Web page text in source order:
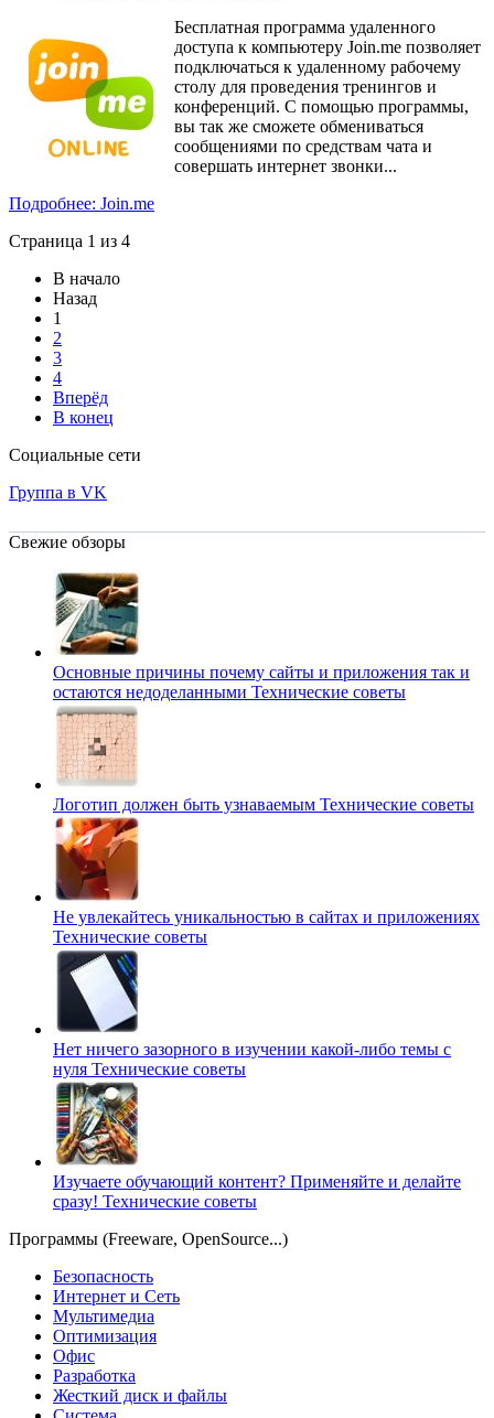
Бесплатная программа удаленного
доступа к компьютеру Join.me позволяет
подключаться к удаленному рабочему
столу для проведения тренингов и
конференций. С помощью программы,
вы так же сможете обмениваться
сообщениями по средствам чата и
совершать интернет звонки...
Подробнее: Join.me
Страница 1 из 4
В начало
Назад
1
2
3
4
Вперёд
В конец
Социальные сети
Группа в VK
Свежие обзоры
Основные причины почему сайты и приложения так и
остаются недоделанными Технические советы
Логотип должен быть узнаваемым Технические советы
Не увлекайтесь уникальностью в сайтах и приложениях
Технические советы
Нет ничего зазорного в изучении какой-либо темы с
нуля Технические советы
Изучаете обучающий контент? Применяйте и делайте
сразу! Технические советы
Программы (Freeware, OpenSource...)
Безопасность
Интернет и Сеть
Мультимедиа
Оптимизация
Офис
Разработка
Жесткий диск и файлы